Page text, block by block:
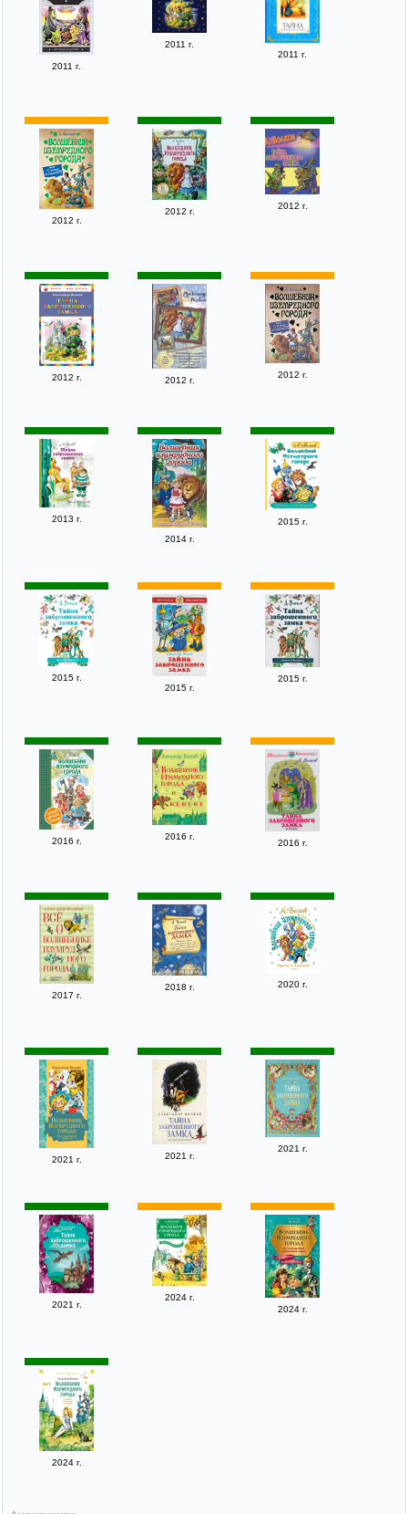
2011 г.
2011 г.
2011 г.
2012 г.
2012 г.
2012 г.
2012 г. 2012 г.
2012 г.
2013 г.
2014 г.
2015 г.
2015 г.
2015 г.
2015 г.
2016 г. 2016 г.
2016 г.
2017 г.
2018 г. 2020 г.
2021 г. 2021 г.
2021 г.
2021 г.
2024 г.
2024 г.
2024 г.